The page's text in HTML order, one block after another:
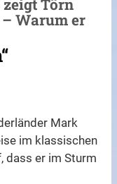
zeigt Törn
Warum er
Mark
im klassischen
dass er im Sturm